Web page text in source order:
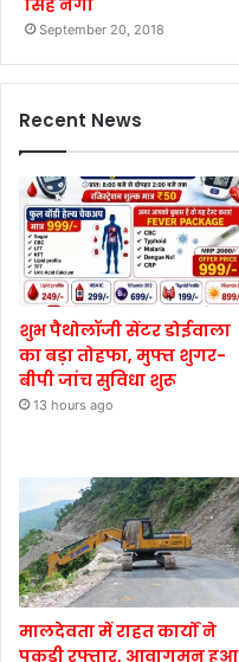
September 20, 2018
Recent News
शुभ पैथोलॉजी सेंटर डोईवाला
का बड़ा तोहफा, मुफ्त शुगर-
बीपी जांच सुविधा शुरू
13 hours ago
मालदेवता में राहत कार्यों ने
पकड़ी रफ्तार, आवागमन हुआ